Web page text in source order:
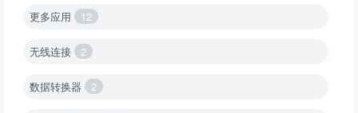
更多应用 12
无线连接 2
数据转换器 2